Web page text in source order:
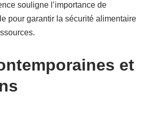
souligne l’importance de
pour garantir la sécurité alimentaire
et